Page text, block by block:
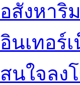
อสังหาริ
อินเทอร์
สนใจลง